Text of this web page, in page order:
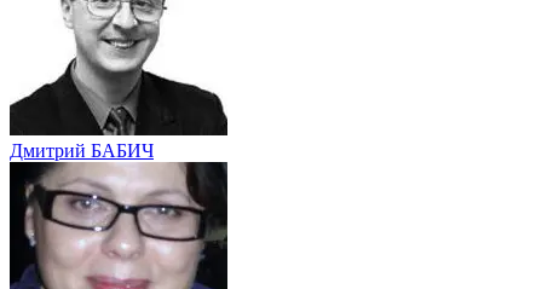
Дмитрий БАБИЧ